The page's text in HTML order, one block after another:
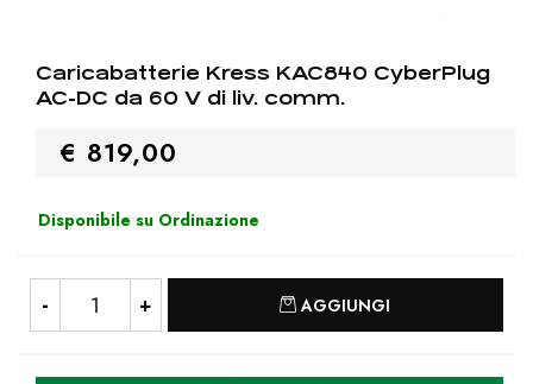
Caricabatterie Kress KAC840 CyberPlug
AC-DC da 60 V di liv. comm.
€ 819,00
Disponibile su Ordinazione
AGGIUNGI